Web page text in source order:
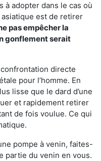
à adopter dans le cas où
est de retirer
pas empêcher la
gonflement serait
directe
pour l’homme. En
lisse que le dard d’une
et rapidement retirer
de fois voulue. Ce qui
pompe à venin, faites-
partie du venin en vous.